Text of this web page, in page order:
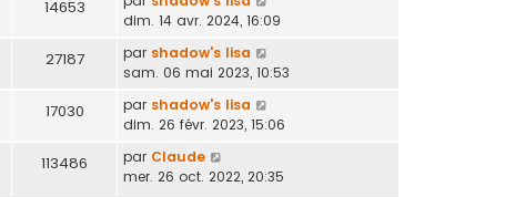
14653
dim. 14 avr. 2024, 16:09
27187 par shadow's lisa
sam. 06 mai 2023, 10:53
17030 par shadow's lisa
dim. 26 févr. 2023, 15:06
113486 par Claude
mer. 26 oct. 2022, 20:35